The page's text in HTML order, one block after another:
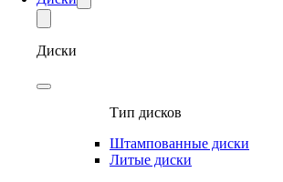
Диски
Тип дисков
Штампованные диски
Литые диски